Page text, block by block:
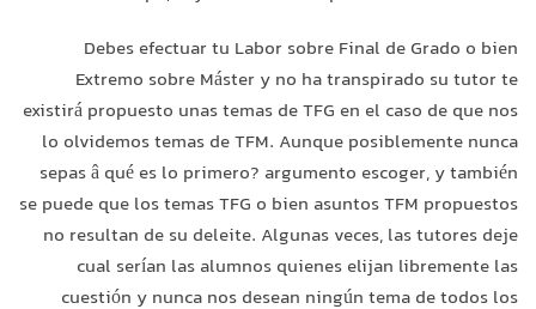
Debes efectuar tu Labor sobre Final de Grado o bien
Extremo sobre Máster y no ha transpirado su tutor te
existirá propuesto unas temas de TFG en el caso de que nos
lo olvidemos temas de TFM. Aunque posiblemente nunca
sepas â qué es lo primero? argumento escoger, y también
se puede que los temas TFG o bien asuntos TFM propuestos
no resultan de su deleite. Algunas veces, las tutores deje
cual serían las alumnos quienes elijan libremente las
cuestión y nunca nos desean ningún tema de todos los